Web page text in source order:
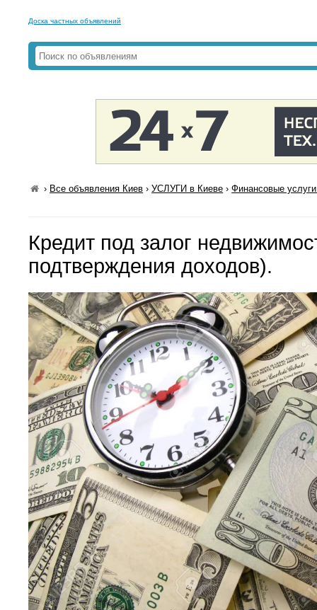
Доска частных объявлений
› Все объявления Киев ›УСЛУГИ в Киеве ›Финансовые
Кредит под залог
подтверждения доходов).